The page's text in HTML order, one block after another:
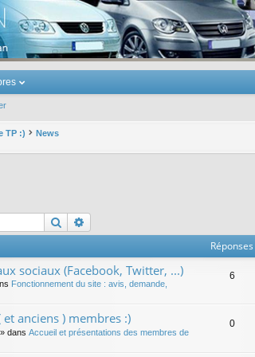
Touran
TP :) News
Rechercher
Réponses
sociaux (Facebook, Twitter, ...)
Fonctionnement du site : avis, demande,
6
anciens ) membres :)
» dans Accueil et présentations des membres de
0